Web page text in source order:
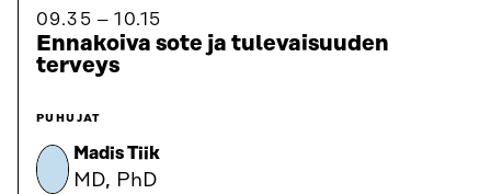
09.35 10.15
Ennakoiva sote ja tulevaisuuden
terveys
PUHUJAT
Madis Tiik
MD, PhD